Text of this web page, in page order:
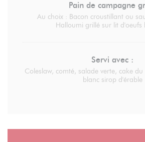
Pain de campagne
Au choix : Bacon croustillant ou
Halloumi grillé sur lit d'oeufs
Servi avec :
Coleslaw, comté, salade verte, cake
blanc sirop d'érable